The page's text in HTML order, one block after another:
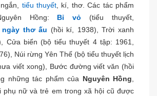
tiểu thuyết , kí, thơ. Các tác phẩm
Hồng: Bỉ vỏ (tiểu thuyết,
ngày thơ ấu (hồi kí, 1938), Trời xanh
Cửa biển (bộ tiểu thuyết 4 tập: 1961,
Núi rừng Yên Thế (bộ tiểu thuyết lịch
viết xong), Bước đường viết văn (hồi
những tác phẩm của Nguyên Hồng
phụ nữ và trẻ em trong xã hội cũ được